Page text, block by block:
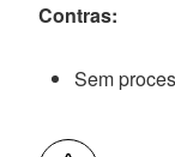
Contras:
Sem